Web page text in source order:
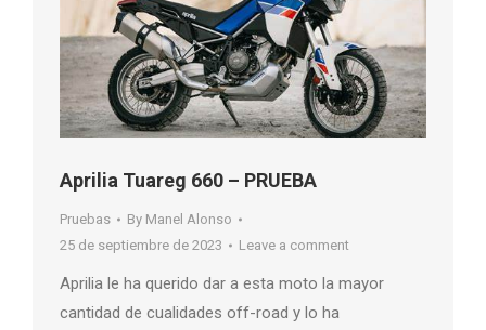
Aprilia Tuareg 660 – PRUEBA
Pruebas By Manel Alonso
25 de septiembre de 2023
Leave a comment
Aprilia le ha querido dar a esta moto la mayor
cantidad de cualidades off-road y lo ha